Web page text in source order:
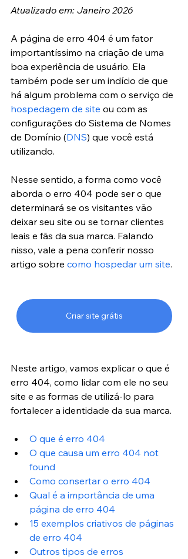
Atualizado em: Janeiro 2026
A página de erro 404 é um fator
importantíssimo na criação de uma
boa experiência de usuário. Ela
também pode ser um indício de que
há algum problema com o serviço de
hospedagem de site ou com as
configurações do Sistema de Nomes
de Domínio (DNS) que você está
utilizando.
Nesse sentido, a forma como você
aborda o erro 404 pode ser o que
determinará se os visitantes vão
deixar seu site ou se tornar clientes
leais e fãs da sua marca. Falando
nisso, vale a pena conferir nosso
artigo sobre como hospedar um site.
Criar site grátis
Neste artigo, vamos explicar o que é
erro 404, como lidar com ele no seu
site e as formas de utilizá-lo para
fortalecer a identidade da sua marca.
O que é erro 404
O que causa um erro 404 not
found
Como consertar o erro 404
Qual é a importância de uma
página de erro 404
15 exemplos criativos de páginas
de erro 404
Outros tipos de erros